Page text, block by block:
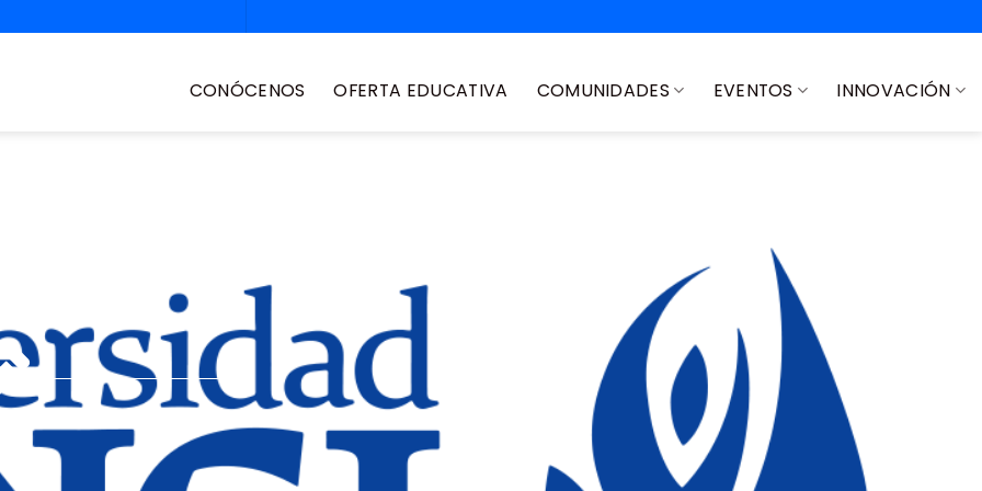
CONÓCENOS OFERTA EDUCATIVA COMUNIDADES EVENTOS INNOVACIÓN